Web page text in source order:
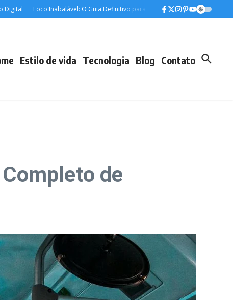
Foco Inabalável: O Guia Definitivo para Manter a Concentração nos Estudos
Estilo de vida Tecnologia Blog Contato
de